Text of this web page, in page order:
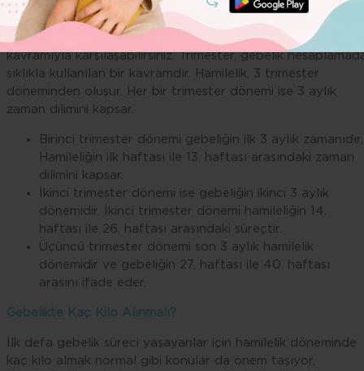
Gebelikte Trimester Dönemi Nedir?
Gebelik hesaplama cetveline göz attığınızda trimester
kavramıyla karşılaşabilirsiniz. Trimester, gebelik
sıklıkla kullanılan bir kavramdır. Hamilelik, 3 trimester
döneminden oluşur. Her bir trimester dönemi ise 3 aylık
zaman dilimini kapsar.
Birinci trimester dönemi gebeliğin ilk 3 aylık zamanıdır.
Hamileliğin ilk haftası ile 13. haftası arasındaki zaman
dilimini kapsar.
İkinci trimester dönemi ise gebeliğin ikinci 3 aylık
dönemidir. İkinci trimester dönemi hamileliğin 14.
haftası ile 26. haftası arasındaki süreçtir.
Üçüncü trimester dönemi son 3 aylık hamilelik
dönemidir ve gebeliğin 27. haftası ile 40. haftası
arasını ifade eder.
Gebelikte Kaç Kilo Alınmalı?
İlk defa gebelik süreci yaşayanlar için hamilelik döneminde
kaç kilo almak normal gibi konular da önem taşıyor.